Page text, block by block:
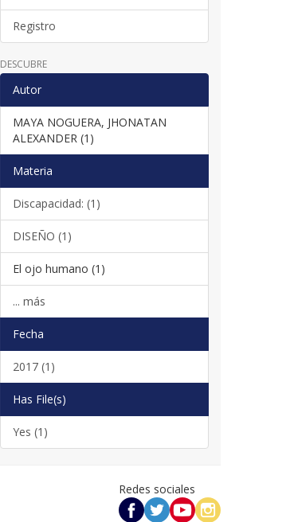
Registro
DESCUBRE
Autor
MAYA NOGUERA, JHONATAN
ALEXANDER (1)
Materia
Discapacidad: (1)
DISEÑO (1)
El ojo humano (1)
... más
Fecha
2017 (1)
Has File(s)
Yes (1)
Redes sociales